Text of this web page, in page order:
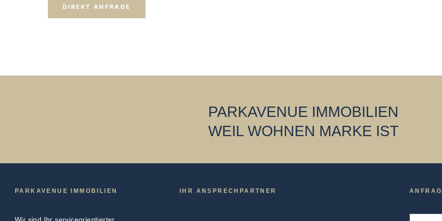
DIREKT ANFRAGE
PARKAVENUE IMMOBILIEN
WEIL WOHNEN MARKE IST
PARKAVENUE IMMOBILIEN IHR ANSPRECHPARTNER